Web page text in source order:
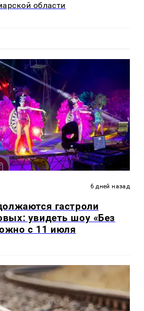
области
6 дней назад
гастроли
увидеть шоу «Без
с 11 июля